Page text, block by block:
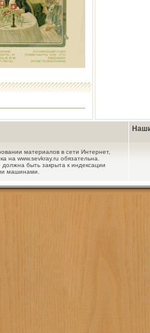
материалов в сети Интернет,
на www.sevkray.ru обязательна.
должна быть закрыта к индексации
машинами.